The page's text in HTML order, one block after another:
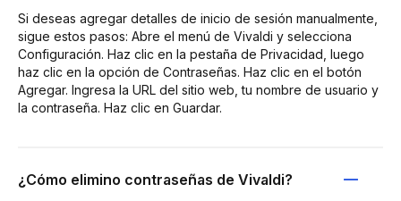
Si deseas agregar detalles de inicio de sesión manualmente,
sigue estos pasos: Abre el menú de Vivaldi y selecciona
Configuración. Haz clic en la pestaña de Privacidad, luego
haz clic en la opción de Contraseñas. Haz clic en el botón
Agregar. Ingresa la URL del sitio web, tu nombre de usuario y
la contraseña. Haz clic en Guardar.
¿Cómo elimino contraseñas de Vivaldi?